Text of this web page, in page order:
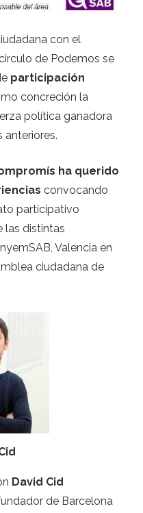
con el
de Podemos se
participación
concreción la
política ganadora
anteriores.
ha querido
convocando
participativo
las distintas
Valencia en
ciudadana de
David Cid
de Barcelona